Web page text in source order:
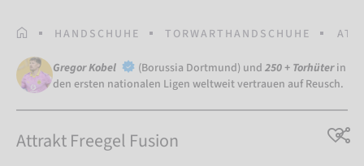
STARTSEITEHANDSCHUHE TORWARTHANDSCHUHE
Gregor Kobel (Borussia Dortmund) und 250 + Torhüter in
den ersten nationalen Ligen weltweit vertrauen auf Reusch.
Attrakt Freegel Fusion